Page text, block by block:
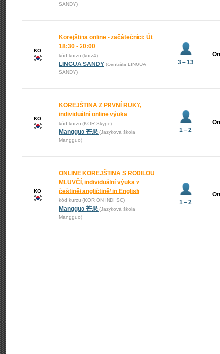
SANDY)
KO
Korejština online - začátečníci: Út
18:30 - 20:00
kód kurzu (korz4)
LINGUA SANDY (Centrála LINGUA
SANDY)
3 – 13
KO
KOREJŠTINA Z PRVNÍ RUKY,
individuální online výuka
kód kurzu (KOR Skype)
Mangguo 芒果 (Jazyková škola
Mangguo)
1 – 2
KO
ONLINE KOREJŠTINA S RODILOU
MLUVČÍ, individuální výuka v
češtině/ angličtině/ in English
kód kurzu (KOR ON INDI SC)
Mangguo 芒果 (Jazyková škola
Mangguo)
1 – 2